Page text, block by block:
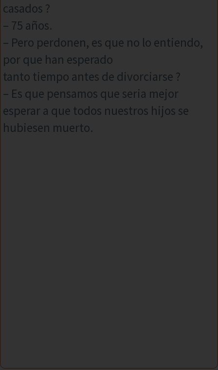
casados ?
– 75 años.
– Pero perdonen, es que no lo entiendo,
por que han esperado
tanto tiempo antes de divorciarse ?
– Es que pensamos que seria mejor
esperar a que todos nuestros hijos se
hubiesen muerto.